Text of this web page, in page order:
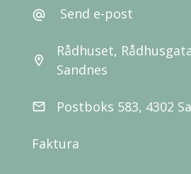
alternate_email Send e-post
location_on
Rådhuset,
Sandnes
email Postboks 583, 4302
Faktura